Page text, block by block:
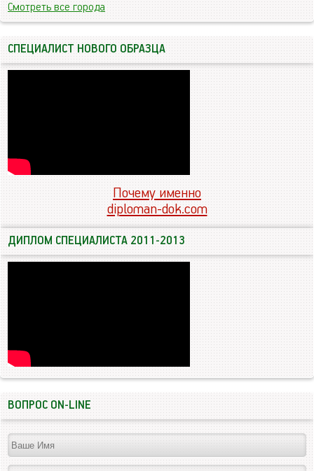
Смотреть все города
СПЕЦИАЛИСТ НОВОГО ОБРАЗЦА
Почему именно
diploman-dok.com
ДИПЛОМ СПЕЦИАЛИСТА 2011-2013
ВОПРОС ON-LINE